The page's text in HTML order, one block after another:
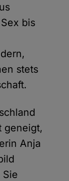
bis
stets
geneigt,
Anja